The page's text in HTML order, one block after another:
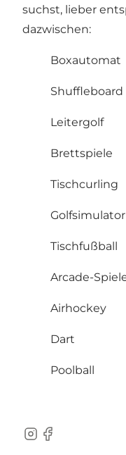
suchst, lieber
dazwischen:
Boxautomat
Shuffleboard
Leitergolf
Brettspiele
Tischcurling
Golfsimulator
Tischfußball
Arcade-
Airhockey
Dart
Poolball
Instagram
Facebook